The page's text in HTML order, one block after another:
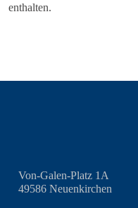
enthalten.
Von-Galen-Platz 1A
49586 Neuenkirchen